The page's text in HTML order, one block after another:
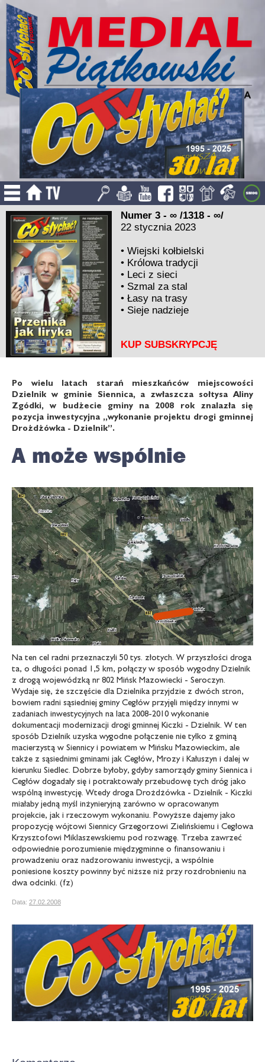
Numer 3 - ∞ /1318 - ∞/
22 stycznia 2023
•Wiejski kołbielski
• Królowa tradycji
• Leci z sieci
• Szmal za stal
•Łasy na trasy
• Sieje nadzieje
KUP SUBSKRYPCJĘ
Po wielu latach starań mieszkańców miejscowości
Dzielnik w gminie Siennica, a zwłaszcza sołtysa Aliny
Zgódki, w budżecie gminy na 2008 rok znalazła się
pozycja inwestycyjna „wykonanie projektu drogi gminnej
Drożdżówka - Dzielnik”.
A może wspólnie
Na ten cel radni przeznaczyli 50 tys. złotych. W przyszłości droga
ta, o długości ponad 1,5 km, połączy w sposób wygodny Dzielnik
z drogą wojewódzką nr 802 Mińsk Mazowiecki - Seroczyn.
Wydaje się, że szczęście dla Dzielnika przyjdzie z dwóch stron,
bowiem radni sąsiedniej gminy Cegłów przyjęli między innymi w
zadaniach inwestycyjnych na lata 2008-2010 wykonanie
dokumentacji modernizacji drogi gminnej Kiczki - Dzielnik. W ten
sposób Dzielnik uzyska wygodne połączenie nie tylko z gminą
macierzystą w Siennicy i powiatem w Mińsku Mazowieckim, ale
także z sąsiednimi gminami jak Cegłów, Mrozy i Kałuszyn i dalej w
kierunku Siedlec. Dobrze byłoby, gdyby samorządy gminy Siennica i
Cegłów dogadały się i potraktowały przebudowę tych dróg jako
wspólną inwestycję. Wtedy droga Drożdżówka - Dzielnik - Kiczki
miałaby jedną myśl inżynieryjną zarówno w opracowanym
projekcie, jak i rzeczowym wykonaniu. Powyższe dajemy jako
propozycję wójtowi Siennicy Grzegorzowi Zielińskiemu i Cegłowa
Krzysztofowi Miklaszewskiemu pod rozwagę. Trzeba zawrzeć
odpowiednie porozumienie międzygminne o finansowaniu i
prowadzeniu oraz nadzorowaniu inwestycji, a wspólnie
poniesione koszty powinny być niższe niż przy rozdrobnieniu na
dwa odcinki. (fz)
Data: 27.02.2008